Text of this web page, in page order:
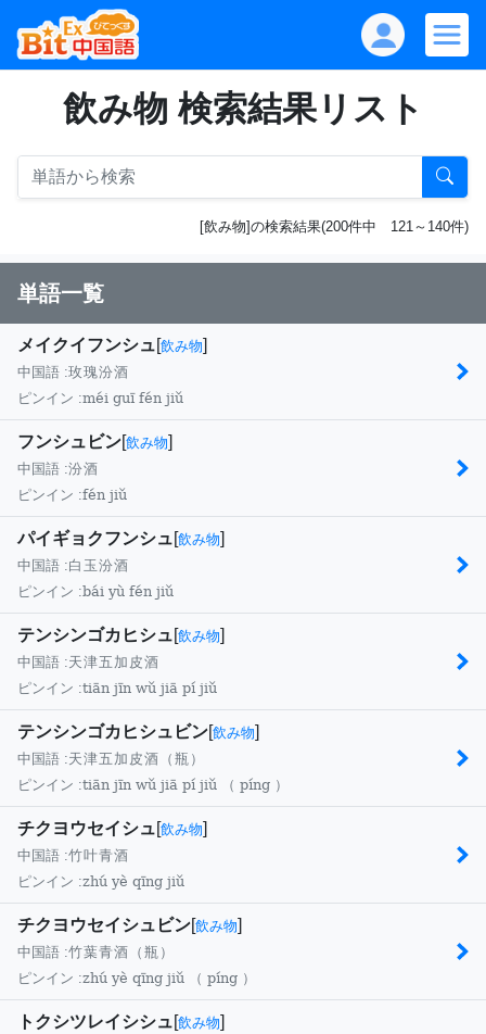
飲み物 検索結果リスト
[飲み物]の検索結果(200件中 121～140件)
単語一覧
メイクイフンシュ[飲み物]
中国語 :玫瑰汾酒
ピンイン :méi guī fén jiǔ
フンシュビン[飲み物]
中国語 :汾酒
ピンイン :fén jiǔ
パイギョクフンシュ[飲み物]
中国語 :白玉汾酒
ピンイン :bái yù fén jiǔ
テンシンゴカヒシュ[飲み物]
中国語 :天津五加皮酒
ピンイン :tiān jīn wǔ jiā pí jiǔ
テンシンゴカヒシュビン[飲み物]
中国語 :天津五加皮酒（瓶）
ピンイン :tiān jīn wǔ jiā pí jiǔ （ píng ）
チクヨウセイシュ[飲み物]
中国語 :竹叶青酒
ピンイン :zhú yè qīng jiǔ
チクヨウセイシュビン[飲み物]
中国語 :竹葉青酒（瓶）
ピンイン :zhú yè qīng jiǔ （ píng ）
トクシツレイシシュ[飲み物]